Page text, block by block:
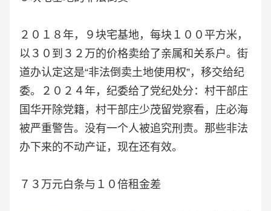
２０１８年，９块宅基地，每块１００平方米，
以３０到３２万的价格卖给了亲属和关系户。街
道办认定这是“非法倒卖土地使用权”，移交给纪
委。２０２４年，纪委给了党纪处分：村干部庄
国华开除党籍，村干部庄少茂留党察看，庄必海
被严重警告。没有一个人被追究刑责。那些非法
办下来的不动产证，现在还有效。
７３万元白条与１０倍租金差